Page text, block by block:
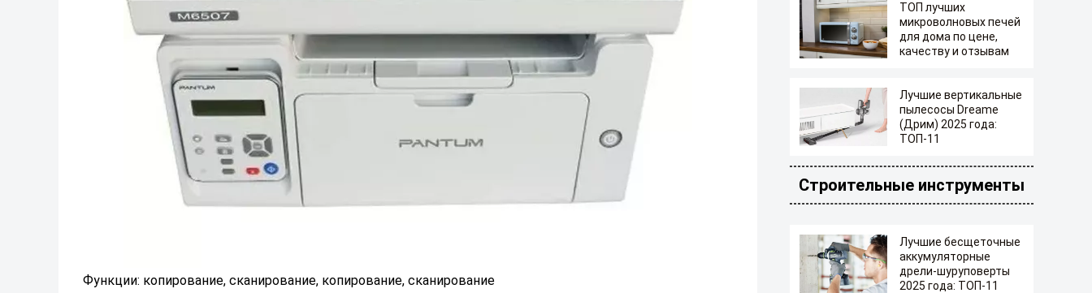
Функции: копирование, сканирование, копирование, сканирование
ТОП лучших
микроволновых печей
для дома по цене,
качеству и отзывам
Лучшие вертикальные
пылесосы Dreame
(Дрим) 2025 года:
ТОП-11
Строительные инструменты
Лучшие бесщеточные
аккумуляторные
дрели-шуруповерты
2025 года: ТОП-11